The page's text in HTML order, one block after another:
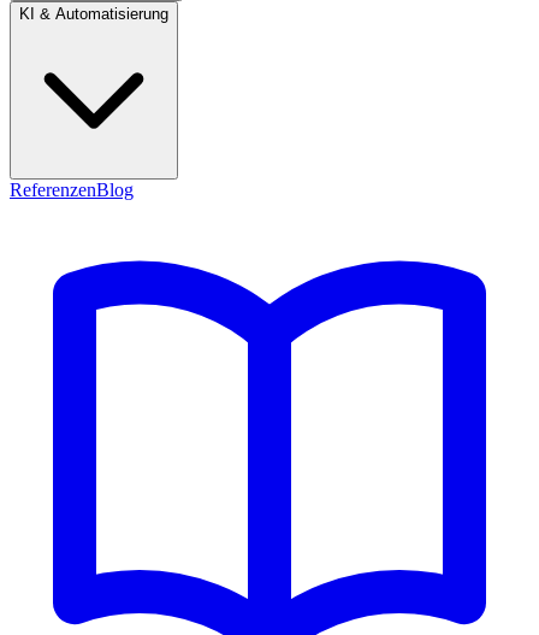
KI & Automatisierung
ReferenzenBlog